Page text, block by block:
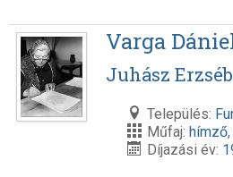
Varga
Juhász
Település:
Műfaj: hímző,
Díjazási év: